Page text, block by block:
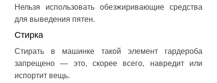
Нельзя использовать обезжиривающие средства
для выведения пятен.
Стирка
Стирать в машинке такой элемент гардероба
запрещено — это, скорее всего, навредит или
испортит вещь.